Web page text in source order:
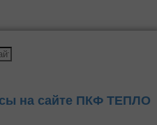
на сайте ПКФ ТЕПЛО